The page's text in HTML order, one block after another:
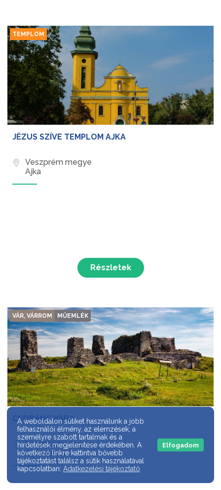
TEMPLOM
JÉZUS SZÍVE TEMPLOM AJKA
Veszprém megye
Ajka
Részletek
VÁR, VÁRROM MŰEMLÉK
CSOBÁNC VÁRA
Veszprém megye
Gyulakeszi
A weboldalon sütiket használunk a jobb
felhasználói élmény, az elemzések, a
személyre szabott tartalmak és a
hirdetések megjelenítése érdekében. A
következő linkre kattintva bővebb
tájékoztatást találsz a sütik használatával
kapcsolatban: Adatkezelési tájékoztató
Elfogadom